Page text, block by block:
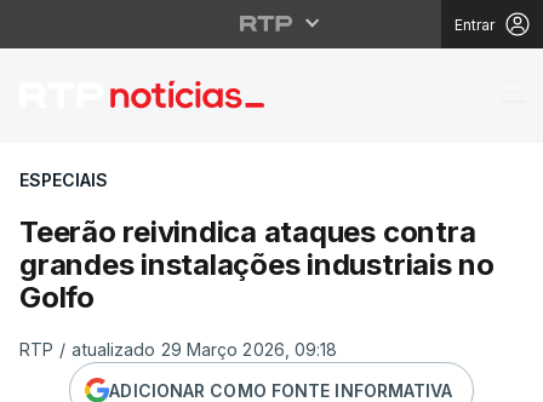
Entrar
Teerão reivindica
ESPECIAIS
Teerão reivindica ataques contra
grandes instalações industriais no
Golfo
RTP / atualizado 29 Março 2026, 09:18
ADICIONAR COMO FONTE INFORMATIVA